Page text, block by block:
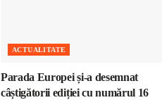
ACTUALITATE
Parada Europei și-a desemnat
câștigătorii ediției cu numărul 16